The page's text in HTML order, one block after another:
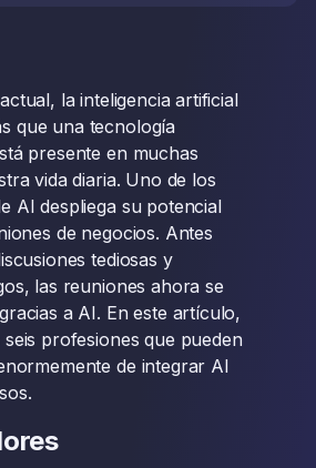
la inteligencia artificial
que una tecnología
presente en muchas
vida diaria. Uno de los
AI despliega su potencial
de negocios. Antes
tediosas y
las reuniones ahora se
a AI. En este artículo,
profesiones que pueden
de integrar AI